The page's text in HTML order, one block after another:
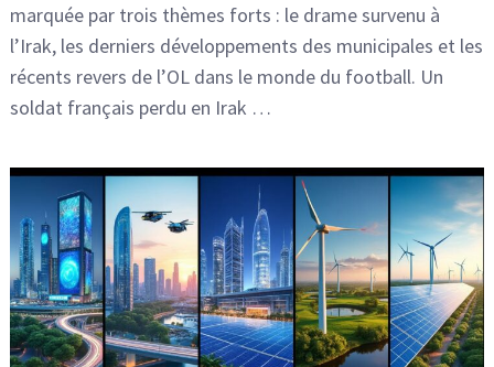
marquée par trois thèmes forts : le drame survenu à
l’Irak, les derniers développements des municipales et les
récents revers de l’OL dans le monde du football. Un
soldat français perdu en Irak …